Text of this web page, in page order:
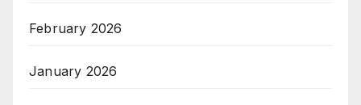
February 2026
January 2026